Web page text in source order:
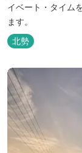
イベート・タイム
ます。
北勢